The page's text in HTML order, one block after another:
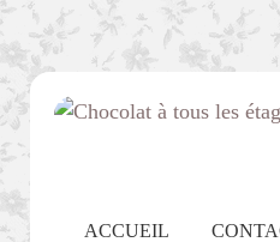
ACCUEIL